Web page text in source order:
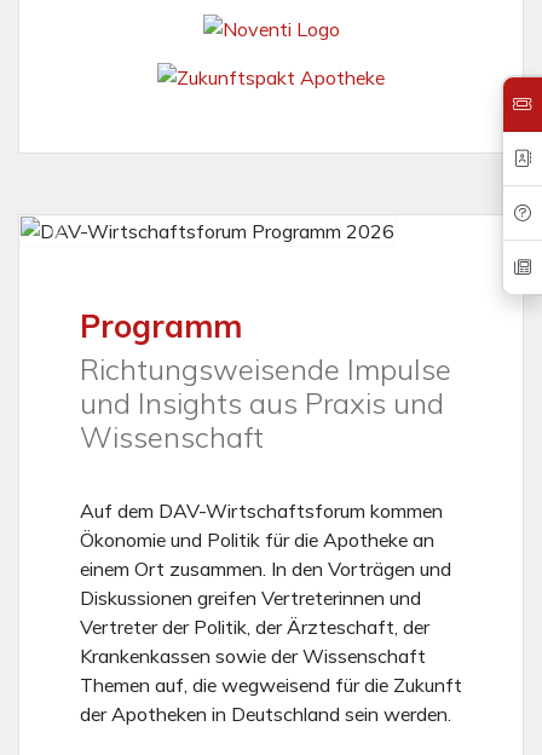
Vorheriges
Programm
Richtungsweisende Impulse
und Insights aus Praxis und
Wissenschaft
Auf dem DAV-Wirtschaftsforum kommen
Ökonomie und Politik für die Apotheke an
einem Ort zusammen. In den Vorträgen und
Diskussionen greifen Vertreterinnen und
Vertreter der Politik, der Ärzteschaft, der
Krankenkassen sowie der Wissenschaft
Themen auf, die wegweisend für die Zukunft
der Apotheken in Deutschland sein werden.